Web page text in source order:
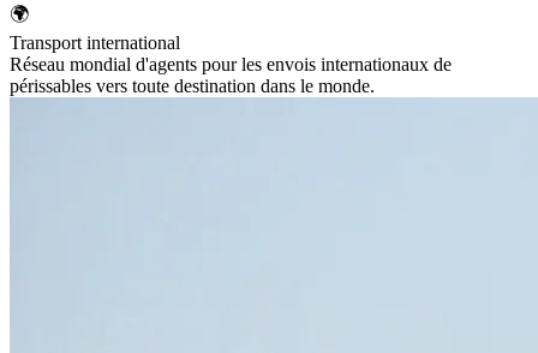
🌍
Transport international
Réseau mondial d'agents pour les envois internationaux de
périssables vers toute destination dans le monde.